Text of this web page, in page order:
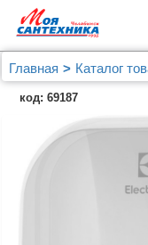
Главная Каталог
Водонагреватели
код: 69187